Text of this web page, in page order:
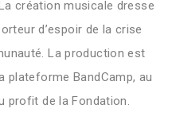
création musicale dresse
d’espoir de la crise
La production est
plateforme BandCamp, au
profit de la Fondation.